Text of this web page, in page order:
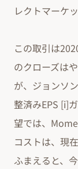
レクトマーケ
この取引は
のクローズは
が、ジョンソ
整済みEPS [i]
望では、
コストは、現
ふまえると、